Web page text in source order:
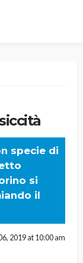
specie di
si
il
2019 at 10:00 am